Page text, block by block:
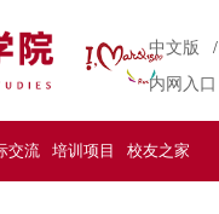
中文版 /
内网入口
交流 培训项目 校友之家